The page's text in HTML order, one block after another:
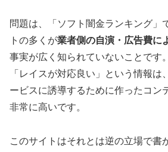
問題は、「ソフト闇金ランキング」
トの多くが業者側の自演・広告費に
事実が広く知られていないことです
「レイスが対応良い」という情報は
ービスに誘導するために作ったコン
非常に高いです。
このサイトはそれとは逆の立場で書